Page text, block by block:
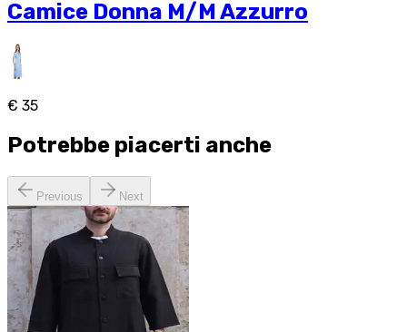
Camice Donna M/M Azzurro
€ 35
Potrebbe piacerti anche
Previous Next